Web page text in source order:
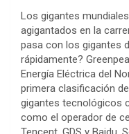
Los gigantes
agigantados en la
pasa con los gigantes
rápidamente?
Energía Eléctrica del
primera clasificación
gigantes tecnológicos
como el operador de